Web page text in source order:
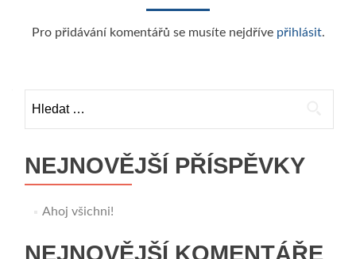
Pro přidávání komentářů se musíte nejdříve přihlásit.
NEJNOVĚJŠÍ PŘÍSPĚVKY
Ahoj všichni!
NEJNOVĚJŠÍ KOMENTÁŘE